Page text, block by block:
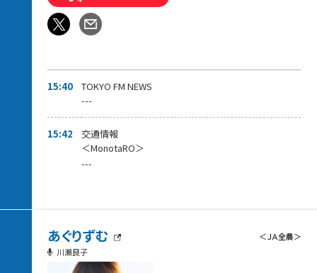
15:40
TOKYO FM NEWS
---
15:42
交通情報
＜MonotaRO＞
---
あぐりずむ
＜ＪＡ全農＞
川瀬良子